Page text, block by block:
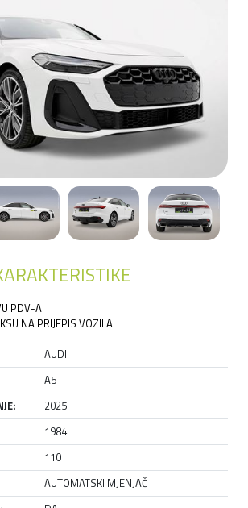
PDV-A.
NA PRIJEPIS VOZILA.
AUDI
A5
2025
1984
110
AUTOMATSKI MJENJAČ